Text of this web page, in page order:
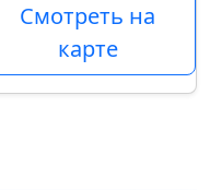
Смотреть на
карте